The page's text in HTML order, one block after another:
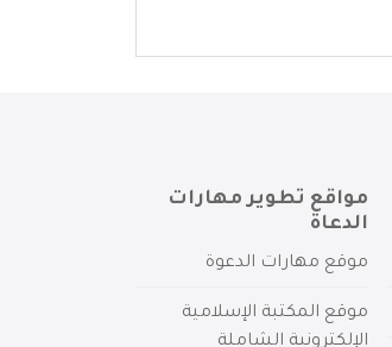
مواقع تطوير مهارات
الدعاة
موقع مهارات الدعوة
موقع المكتبة الإسلامية
الإلكترونية الشاملة